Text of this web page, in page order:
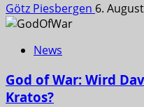
Götz Piesbergen 6.
News
God of War: Wird
Kratos?